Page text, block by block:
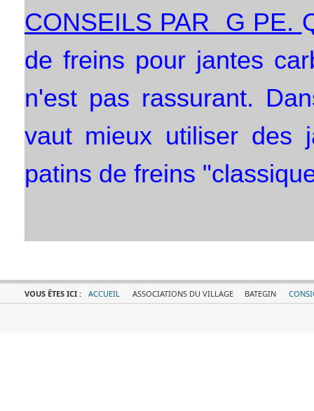
CONSEILS PAR G PE.
de freins pour jantes
n'est pas rassurant.
vaut mieux utiliser des
patins de freins
VOUS ÊTES ICI : ACCUEIL ASSOCIATIONS DU VILLAGE BATEGIN